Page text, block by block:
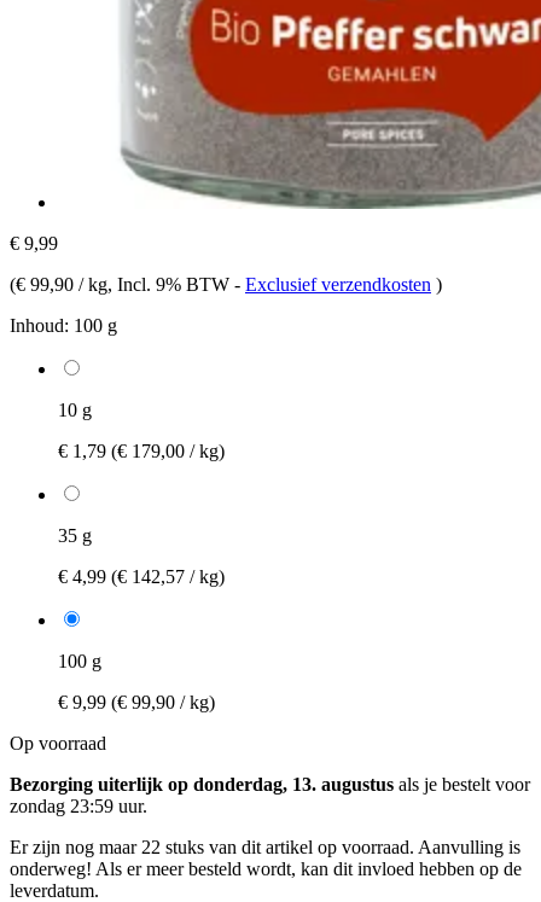
€ 9,99
(€ 99,90 / kg, Incl. 9% BTW - Exclusief verzendkosten )
Inhoud: 100 g
10 g
€ 1,79 (€ 179,00 / kg)
35 g
€ 4,99 (€ 142,57 / kg)
100 g
€ 9,99 (€ 99,90 / kg)
Op voorraad
Bezorging uiterlijk op donderdag, 13. augustus als je bestelt voor
zondag 23:59 uur.
Er zijn nog maar 22 stuks van dit artikel op voorraad. Aanvulling is
onderweg! Als er meer besteld wordt, kan dit invloed hebben op de
leverdatum.